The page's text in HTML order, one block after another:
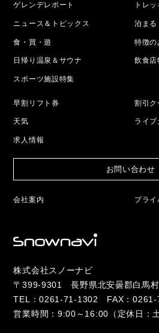
ゲレンデレポート トレ
ニュース＆トピックス 泊まる
食・買・遊 特徴の
日帰り温泉＆サウナ 飲食店
スポーツ施設特集
早割リフト券 割引ク
天気 ライブ
求人情報
お問い合わせ
会社案内 プライ
株式会社スノーナビ
〒399-9301 長野県北安曇郡白馬
TEL：0261-71-1302
FAX：0261-
営業時間：9:00～16:00（定休日：土